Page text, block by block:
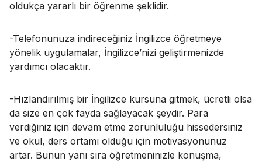
oldukça yararlı bir öğrenme şeklidir.
-Telefonunuza indireceğiniz İngilizce öğretmeye
yönelik uygulamalar, İngilizce’nizi geliştirmenizde
yardımcı olacaktır.
-Hızlandırılmış bir İngilizce kursuna gitmek, ücretli olsa
da size en çok fayda sağlayacak şeydir. Para
verdiğiniz için devam etme zorunluluğu hissedersiniz
ve okul, ders ortamı olduğu için motivasyonunuz
artar. Bunun yanı sıra öğretmeninizle konuşma,